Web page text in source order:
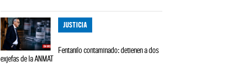
JUSTICIA
Fentanilo contaminado: detienen a dos
exjefas de la ANMAT